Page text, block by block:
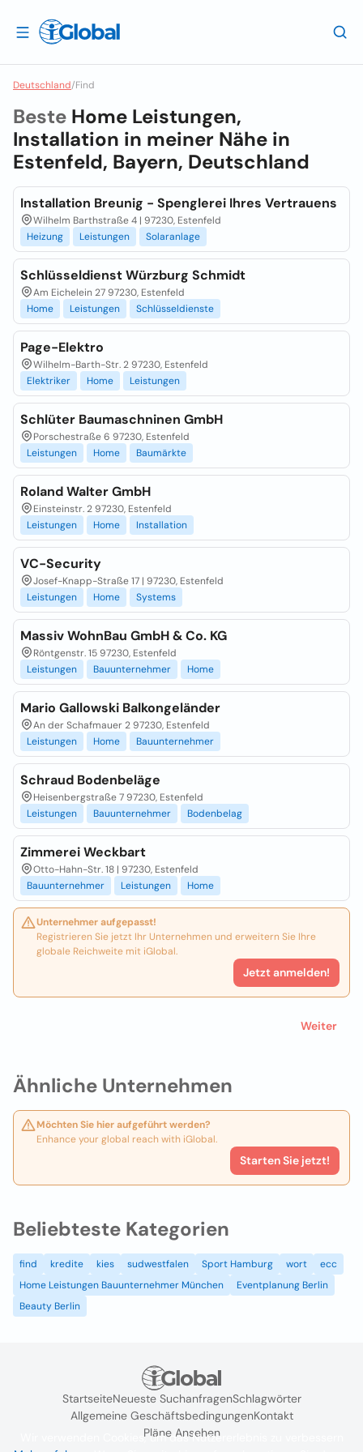
Deutschland/Find
Ähnliche Unternehmen
Möchten Sie hier aufgeführt werden?
Enhance your global reach with iGlobal.
Starten Sie jetzt!
Beste Home Leistungen,
Installation in meiner Nähe in
Estenfeld, Bayern, Deutschland
Installation Breunig - Spenglerei Ihres Vertrauens
Wilhelm Barthstraße 4 | 97230, Estenfeld
Heizung
Leistungen Solaranlage
Schlüsseldienst Würzburg Schmidt
Am Eichelein 27 97230, Estenfeld
Home
Leistungen Schlüsseldienste
Page-Elektro
Wilhelm-Barth-Str. 2 97230, Estenfeld
Elektriker
Home Leistungen
Schlüter Baumaschninen GmbH
Porschestraße 6 97230, Estenfeld
Leistungen
Home Baumärkte
Roland Walter GmbH
Einsteinstr. 2 97230, Estenfeld
Leistungen
Home Installation
VC-Security
Josef-Knapp-Straße 17 | 97230, Estenfeld
Leistungen
Home Systems
Massiv WohnBau GmbH & Co. KG
Röntgenstr. 15 97230, Estenfeld
Leistungen
Bauunternehmer Home
Mario Gallowski Balkongeländer
An der Schafmauer 2 97230, Estenfeld
Leistungen
Home Bauunternehmer
Schraud Bodenbeläge
Heisenbergstraße 7 97230, Estenfeld
Leistungen
Bauunternehmer Bodenbelag
Zimmerei Weckbart
Otto-Hahn-Str. 18 | 97230, Estenfeld
Bauunternehmer
Leistungen Home
Unternehmer aufgepasst!
Registrieren Sie jetzt Ihr Unternehmen und erweitern Sie Ihre
globale Reichweite mit iGlobal.
Jetzt anmelden!
Weiter
Beliebteste Kategorien
find kredite kies sudwestfalen Sport Hamburg wort
ecc
Home Leistungen Bauunternehmer München
Eventplanung Berlin
Beauty Berlin
StartseiteNeueste SuchanfragenSchlagwörter
Allgemeine GeschäftsbedingungenKontakt
Pläne Ansehen
Wir verwenden Cookies, um das Nutzererlebnis zu verbessern